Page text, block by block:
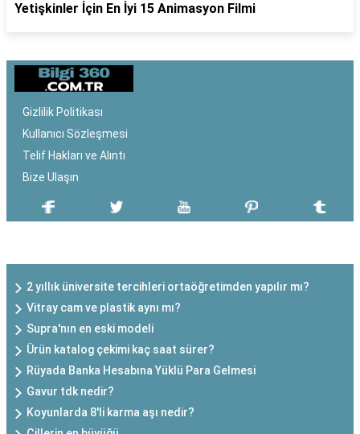
Yetişkinler İçin En İyi 15 Animasyon Filmi
Gizlilik Politikası
Kullanıcı Sözleşmesi
Telif Hakları ve Alıntı
Bize Ulaşın
2 yıllık üniversite tercihleri ortaöğretimden yapılır mı?
Vitray cam ve plastik aynı mı?
Supra'nın en eski modeli
Ürün katalog çekimi kaç saat sürer?
Rüyada Banka Hesabına Yüklü Para Gelmesi
Gavur tdk nedir?
Koyunlarda 8'li karma aşı nedir?